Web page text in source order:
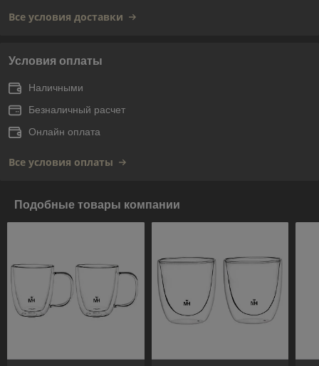
Все условия доставки
Условия оплаты
Наличными
Безналичный расчет
Онлайн оплата
Все условия оплаты
Подобные товары компании